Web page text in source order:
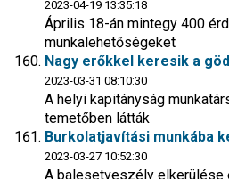
2023-04-19 13:35:18
Április 18-án mintegy 400
munkalehetőségeket
Nagy erőkkel keresik a
2023-03-31 08:10:30
A helyi kapitányság
temetőben látták
Burkolatjavítási munkába
2023-03-27 10:52:30
A balesetveszély elkerülése